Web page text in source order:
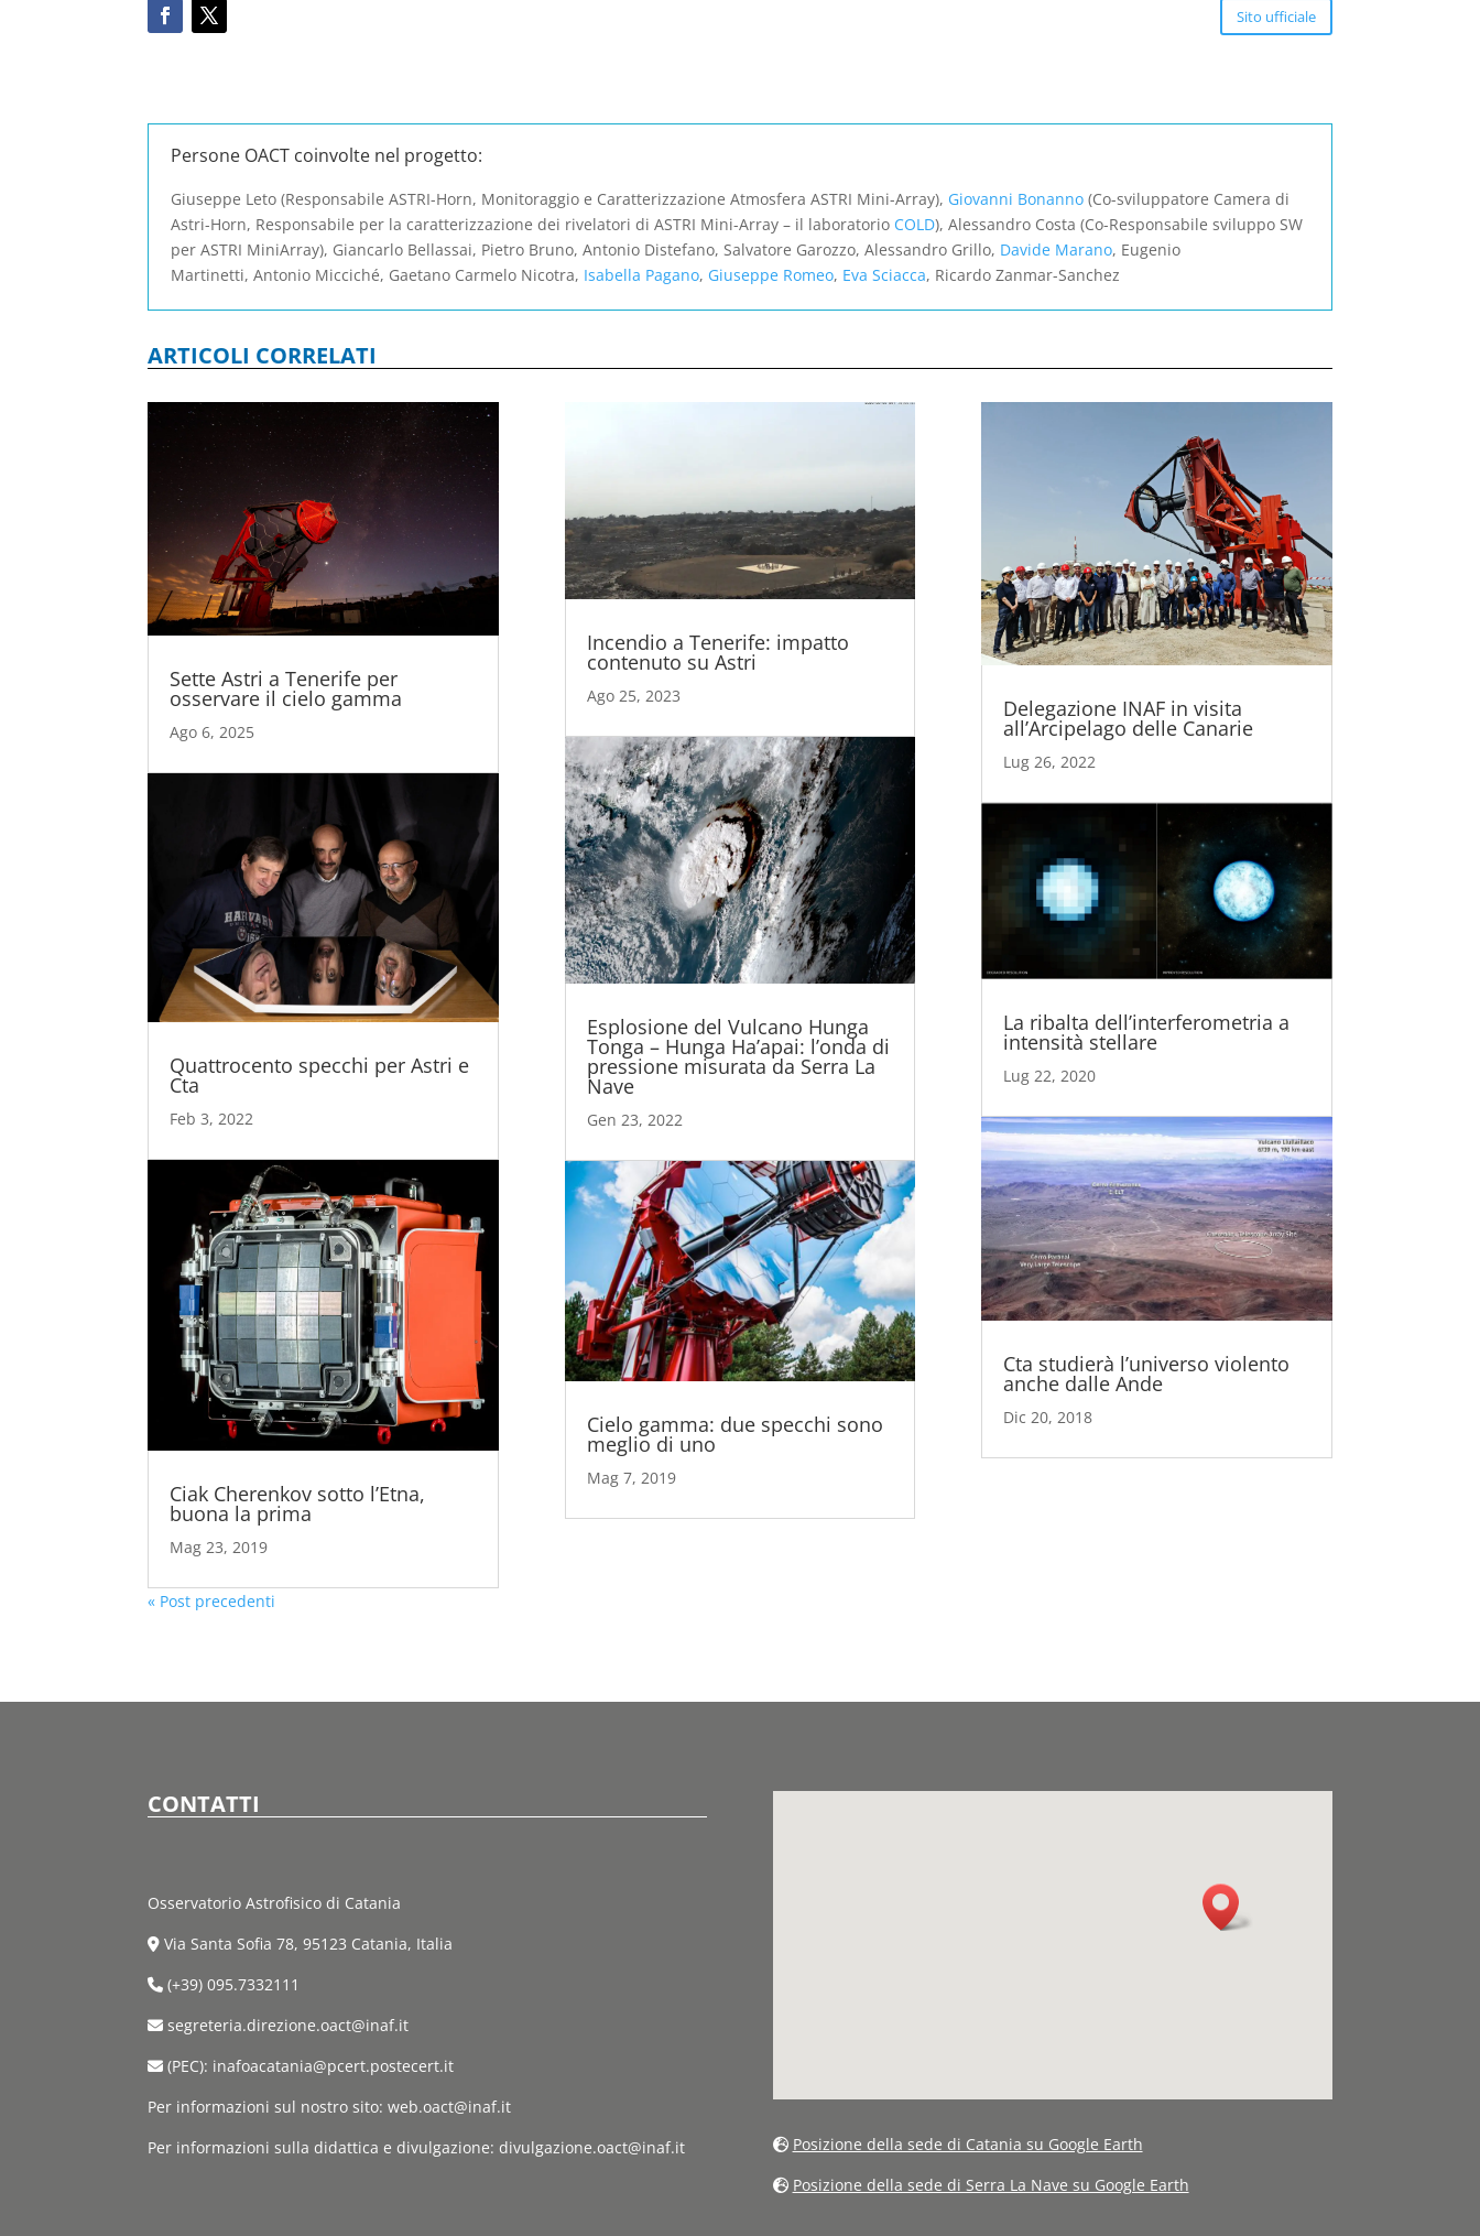
Sito ufficiale
Persone OACT coinvolte nel progetto:
Giuseppe Leto (Responsabile ASTRI-Horn, Monitoraggio e Caratterizzazione Atmosfera ASTRI Mini-Array), Giovanni Bonanno (Co-sviluppatore Camera di
Astri-Horn, Responsabile per la caratterizzazione dei rivelatori di ASTRI Mini-Array – il laboratorio COLD), Alessandro Costa (Co-Responsabile sviluppo SW
per ASTRI MiniArray), Giancarlo Bellassai, Pietro Bruno, Antonio Distefano, Salvatore Garozzo, Alessandro Grillo, Davide Marano, Eugenio
Martinetti, Antonio Micciché, Gaetano Carmelo Nicotra, Isabella Pagano, Giuseppe Romeo, Eva Sciacca, Ricardo Zanmar-Sanchez
ARTICOLI CORRELATI
Sette Astri a Tenerife per
osservare il cielo gamma
Ago 6, 2025
Quattrocento specchi per Astri e
Cta
Feb 3, 2022
Ciak Cherenkov sotto l’Etna,
buona la prima
Mag 23, 2019
Incendio a Tenerife: impatto
contenuto su Astri
Ago 25, 2023
Esplosione del Vulcano Hunga
Tonga – Hunga Ha’apai: l’onda di
pressione misurata da Serra La
Nave
Gen 23, 2022
Cielo gamma: due specchi sono
meglio di uno
Mag 7, 2019
Delegazione INAF in visita
all’Arcipelago delle Canarie
Lug 26, 2022
La ribalta dell’interferometria a
intensità stellare
Lug 22, 2020
Cta studierà l’universo violento
anche dalle Ande
Dic 20, 2018
« Post precedenti
CONTATTI
Osservatorio Astrofisico di Catania
Via Santa Sofia 78, 95123 Catania, Italia
(+39) 095.7332111
segreteria.direzione.oact@inaf.it
(PEC): inafoacatania@pcert.postecert.it
Per informazioni sul nostro sito: web.oact@inaf.it
Per informazioni sulla didattica e divulgazione: divulgazione.oact@inaf.it
Posizione della sede di Catania su Google Earth
Posizione della sede di Serra La Nave su Google Earth